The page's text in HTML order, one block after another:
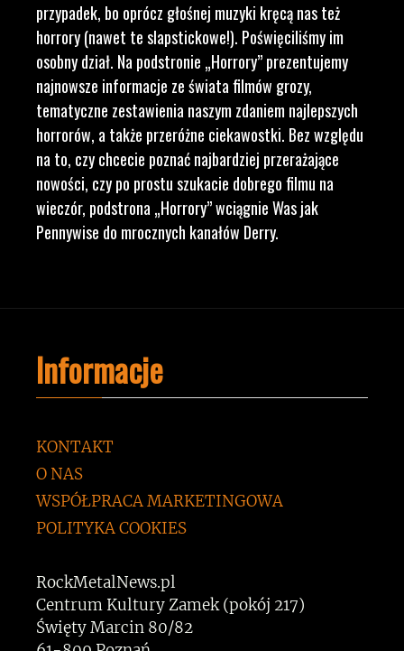
przypadek, bo oprócz głośnej muzyki kręcą nas też
horrory (nawet te slapstickowe!). Poświęciliśmy im
osobny dział. Na podstronie „Horrory” prezentujemy
najnowsze informacje ze świata filmów grozy,
tematyczne zestawienia naszym zdaniem najlepszych
horrorów, a także przeróżne ciekawostki. Bez względu
na to, czy chcecie poznać najbardziej przerażające
nowości, czy po prostu szukacie dobrego filmu na
wieczór, podstrona „Horrory” wciągnie Was jak
Pennywise do mrocznych kanałów Derry.
Informacje
KONTAKT
O NAS
WSPÓŁPRACA MARKETINGOWA
POLITYKA COOKIES
RockMetalNews.pl
Centrum Kultury Zamek (pokój 217)
Święty Marcin 80/82